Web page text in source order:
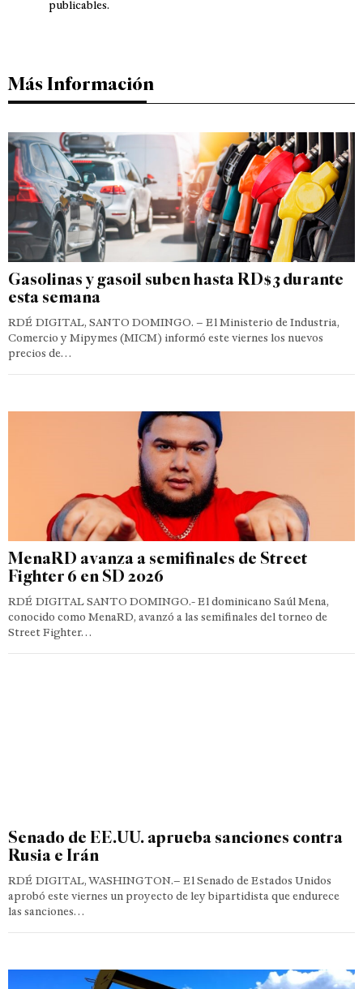
publicables.
Más Información
Gasolinas y gasoil suben hasta RD$3 durante
esta semana
RDÉ DIGITAL, SANTO DOMINGO. – El Ministerio de Industria,
Comercio y Mipymes (MICM) informó este viernes los nuevos
precios de…
MenaRD avanza a semifinales de Street
Fighter 6 en SD 2026
RDÉ DIGITAL SANTO DOMINGO.- El dominicano Saúl Mena,
conocido como MenaRD, avanzó a las semifinales del torneo de
Street Fighter…
Senado de EE.UU. aprueba sanciones contra
Rusia e Irán
RDÉ DIGITAL, WASHINGTON.– El Senado de Estados Unidos
aprobó este viernes un proyecto de ley bipartidista que endurece
las sanciones…